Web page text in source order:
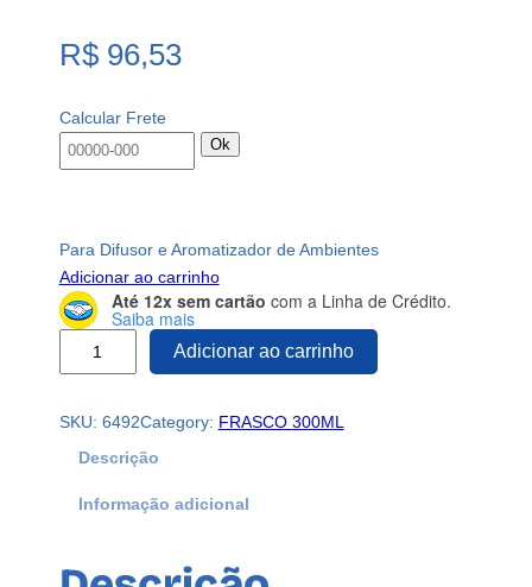
R$96,53
Calcular Frete
Ok
Para Difusor e Aromatizador de Ambientes
Adicionar ao carrinho
Até 12x sem cartão com a Linha de Crédito.
Saiba mais
r
Adicionar ao carrinho
SKU: 6492Category: FRASCO 300ML
Descrição
Informação adicional